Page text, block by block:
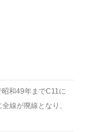
和49年までC11に
線が廃線となり、